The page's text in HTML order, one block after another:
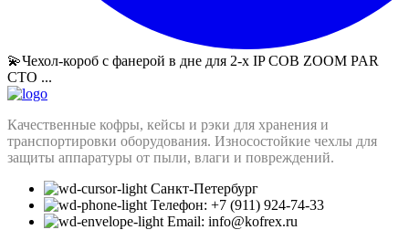
💫Чехол-короб с фанерой в дне для 2-х IP СОВ ZOOM PAR
СТО ...
Качественные кофры, кейсы и рэки для хранения и
транспортировки оборудования. Износостойкие чехлы для
защиты аппаратуры от пыли, влаги и повреждений.
Санкт-Петербург
Телефон: +7 (911) 924-74-33
Email: info@kofrex.ru